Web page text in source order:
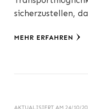
sicherzustellen,
MEHR ERFAHREN